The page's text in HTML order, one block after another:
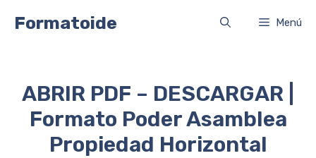
Formatoide Menú
ABRIR PDF – DESCARGAR |
Formato Poder Asamblea
Propiedad Horizontal